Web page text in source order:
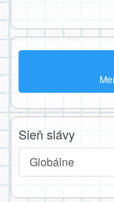
Sieň slávy
Globálne